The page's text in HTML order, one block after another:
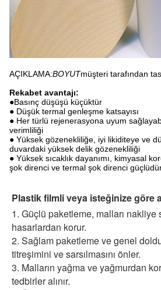
AÇIKLAMA:BOYUTmüşteri tarafından
Rekabet avantajı:
●Basınç düşüşü küçüktür
● Düşük termal genleşme katsayısı
● Her türlü rejenerasyona uyum
verimliliği
● Yüksek gözenekliliğe, iyi likiditeye ve
duvardaki yüksek delik gözenekliliği
● Yüksek sıcaklık dayanımı, kimyasal
şok direnci ve termal şok direnci
Plastik filmli veya isteğinize göre
1. Güçlü paketleme, malları nakliye
hasarlardan korur.
2. Sağlam paketleme ve genel
titreşimini ve sarsılmasını önler.
3. Malların yağma ve yağmurdan
tedbirler alınır.